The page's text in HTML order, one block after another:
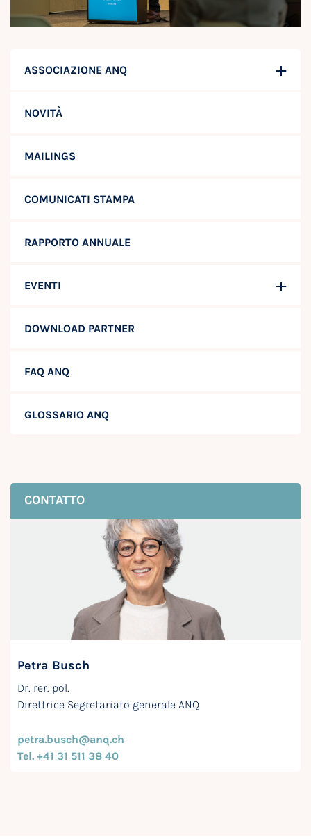
ASSOCIAZIONE ANQ
NOVITÀ
MAILINGS
COMUNICATI STAMPA
RAPPORTO ANNUALE
EVENTI
DOWNLOAD PARTNER
FAQ ANQ
GLOSSARIO ANQ
CONTATTO
Petra Busch
Dr. rer. pol.
Direttrice Segretariato generale ANQ
petra.busch@anq.ch
Tel. +41 31 511 38 40